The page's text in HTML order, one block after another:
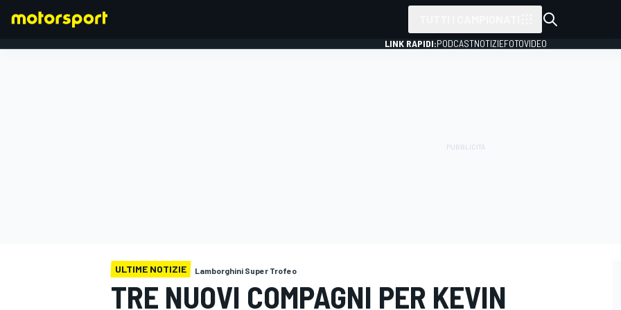
LINK RAPIDI:PODCASTNOTIZIEFOTOVIDEO
ULTIME NOTIZIE Lamborghini Super Trofeo
TRE NUOVI COMPAGNI PER KEVIN